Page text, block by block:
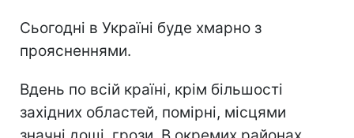
Сьогодні в Україні буде хмарно з
проясненнями.
Вдень по всій країні, крім більшості
західних областей, помірні, місцями